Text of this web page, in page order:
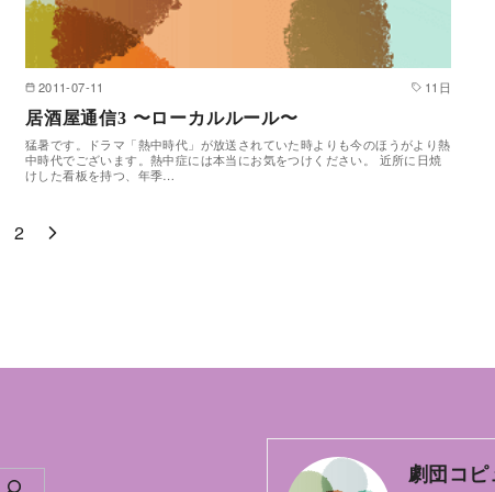
2011-07-11 11日
居酒屋通信3 〜ローカルルール〜
猛暑です。ドラマ「熱中時代」が放送されていた時よりも今のほうがより熱
中時代でございます。熱中症には本当にお気をつけください。 近所に日焼
けした看板を持つ、年季…
2
劇団コピ